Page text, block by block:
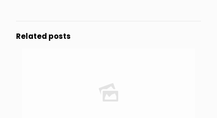
Related posts